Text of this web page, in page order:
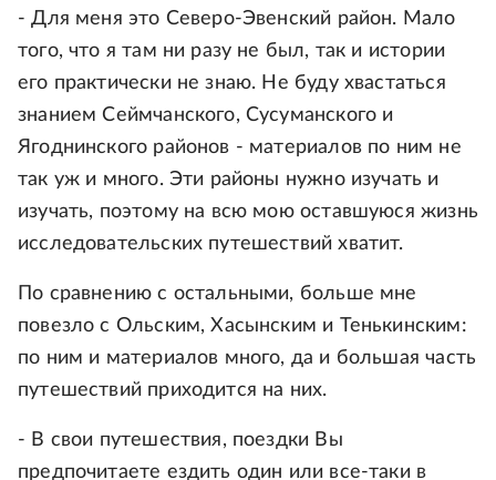
- Для меня это Северо-Эвенский район. Мало
того, что я там ни разу не был, так и истории
его практически не знаю. Не буду хвастаться
знанием Сеймчанского, Сусуманского и
Ягоднинского районов - материалов по ним не
так уж и много. Эти районы нужно изучать и
изучать, поэтому на всю мою оставшуюся жизнь
исследовательских путешествий хватит.
По сравнению с остальными, больше мне
повезло с Ольским, Хасынским и Тенькинским:
по ним и материалов много, да и большая часть
путешествий приходится на них.
- В свои путешествия, поездки Вы
предпочитаете ездить один или все-таки в